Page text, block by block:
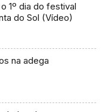
1º dia do festival
do Sol (Vídeo)
na adega